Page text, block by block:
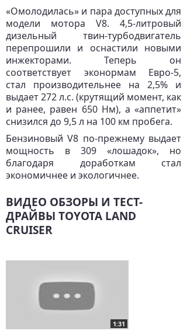
«Омолодилась» и пара доступных для
модели мотора V8. 4,5-литровый
дизельный твин-турбодвигатель
перепрошили и оснастили новыми
инжекторами. Теперь он
соответствует эконормам Евро-5,
стал производительнее на 2,5% и
выдает 272 л.с. (крутящий момент, как
и ранее, равен 650 Нм), а «аппетит»
снизился до 9,5 л на 100 км пробега.
Бензиновый V8 по-прежнему выдает
мощность в 309 «лошадок», но
благодаря доработкам стал
экономичнее и экологичнее.
ВИДЕО ОБЗОРЫ И ТЕСТ-
ДРАЙВЫ TOYOTA LAND
CRUISER
1:31